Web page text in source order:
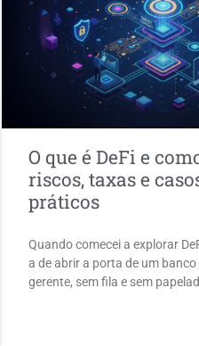
O que é DeFi e
riscos, taxas e
práticos
Quando comecei a explorar
a de abrir a porta de um banco
gerente, sem fila e sem